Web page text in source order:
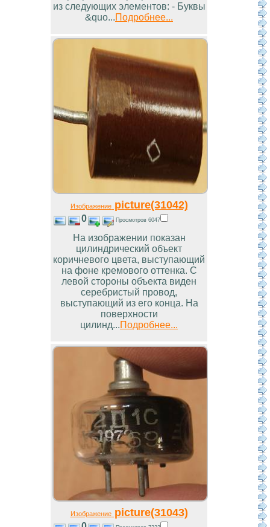
из следующих элементов: - Буквы
&quo...Подробнее...
Изображениеpicture(31042)
0 Просмотров 6047
На изображении показан
цилиндрический объект
коричневого цвета, выступающий
на фоне кремового оттенка. С
левой стороны объекта виден
серебристый провод,
выступающий из его конца. На
поверхности
цилинд...Подробнее...
Изображениеpicture(31043)